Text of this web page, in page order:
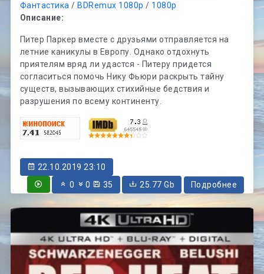
Фантастика / BDRemux 1080p / 1080p
Описание:
Питер Паркер вместе с друзьями отправляется на
летние каникулы в Европу. Однако отдохнуть
приятелям вряд ли удастся - Питеру придется
согласиться помочь Нику Фьюри раскрыть тайну
существ, вызывающих стихийные бедствия и
разрушения по всему континенту.
22.10.2019 23:10
0
0 35 25.77 Gb Подробнее